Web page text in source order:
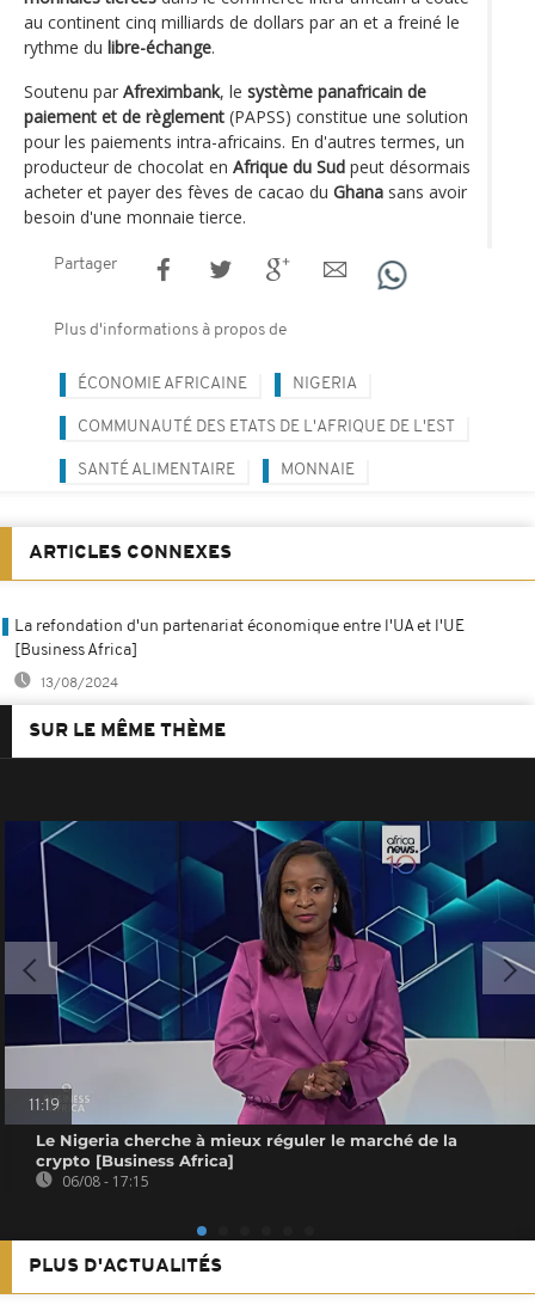
au continent cinq milliards de dollars par an et a freiné le
rythme du libre-échange.
Soutenu par Afreximbank, le système panafricain de
paiement et de règlement (PAPSS) constitue une solution
pour les paiements intra-africains. En d'autres termes, un
producteur de chocolat en Afrique du Sud peut désormais
acheter et payer des fèves de cacao du Ghana sans avoir
besoin d'une monnaie tierce.
Partager
Plus d'informations à propos de
ÉCONOMIE AFRICAINE NIGERIA
COMMUNAUTÉ DES ETATS DE L'AFRIQUE DE L'EST
SANTÉ ALIMENTAIRE MONNAIE
ARTICLES CONNEXES
La refondation d'un partenariat économique entre l'UA et l'UE
[Business Africa]
13/08/2024
SUR LE MÊME THÈME
11:19
Le Nigeria cherche à mieux réguler le marché de la
crypto [Business Africa]
06/08 - 17:15
PLUS D'ACTUALITÉS